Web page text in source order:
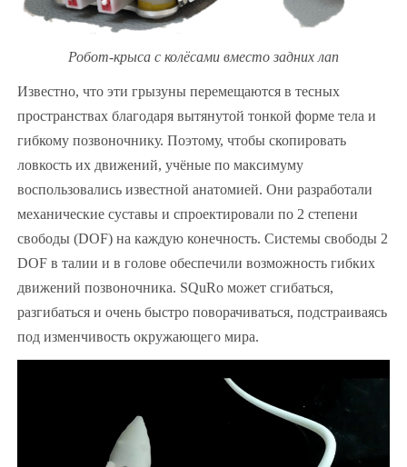
Робот-крыса с колёсами вместо задних лап
Известно, что эти грызуны перемещаются в тесных
пространствах благодаря вытянутой тонкой форме тела и
гибкому позвоночнику. Поэтому, чтобы скопировать
ловкость их движений, учёные по максимуму
воспользовались известной анатомией. Они разработали
механические суставы и спроектировали по 2 степени
свободы (DOF) на каждую конечность. Системы свободы 2
DOF в талии и в голове обеспечили возможность гибких
движений позвоночника. SQuRo может сгибаться,
разгибаться и очень быстро поворачиваться, подстраиваясь
под изменчивость окружающего мира.